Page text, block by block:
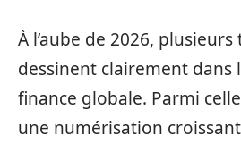
À l’aube de 2026, plusieurs
dessinent clairement dans
finance globale. Parmi
une numérisation